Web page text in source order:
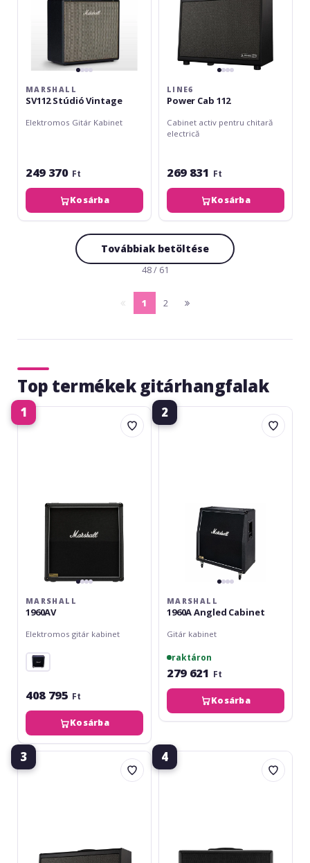
MARSHALL
SV112 Stúdió Vintage
Elektromos Gitár Kabinet
249 370 Ft
Kosárba
LINE6
Power Cab 112
Cabinet activ pentru chitară
electrică
269 831 Ft
Kosárba
Továbbiak betöltése
48 / 61
pagina
1
(current)
2
pagina
Top termékek gitárhangfalak
1
Marshall
1960AV
MARSHALL
1960AV
Elektromos gitár kabinet
408 795 Ft
Kosárba
2
Marshall
1960A
MARSHALL
1960A Angled Cabinet
Gitár kabinet
raktáron
279 621 Ft
Kosárba
3
Line6
Power
4
IK
Multimedia